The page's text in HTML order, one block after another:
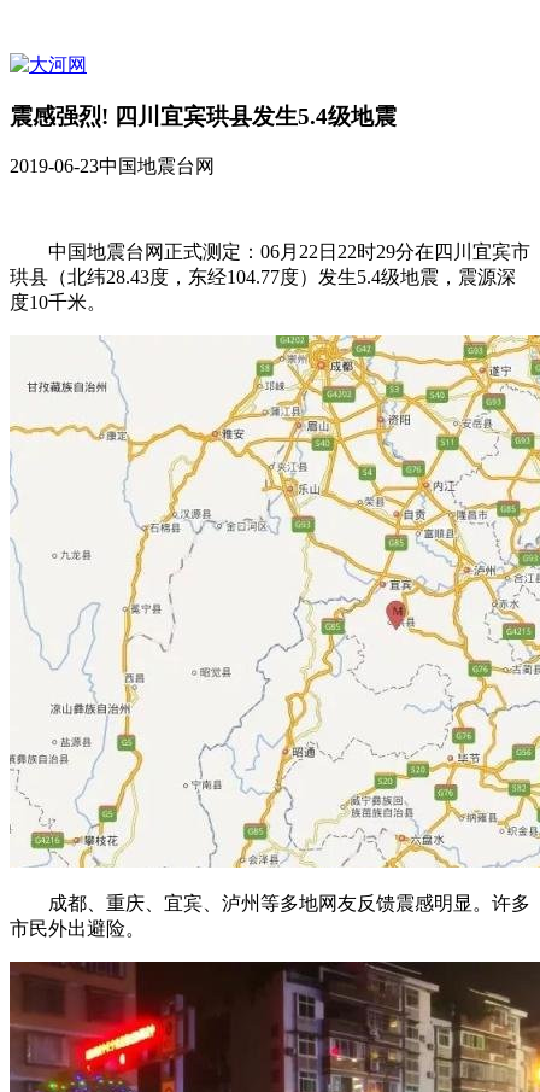
震感强烈! 四川宜宾珙县发生5.4级地震
2019-06-23中国地震台网
中国地震台网正式测定：06月22日22时29分在四川宜宾市
珙县（北纬28.43度，东经104.77度）发生5.4级地震，震源深
度10千米。
成都、重庆、宜宾、泸州等多地网友反馈震感明显。许多
市民外出避险。